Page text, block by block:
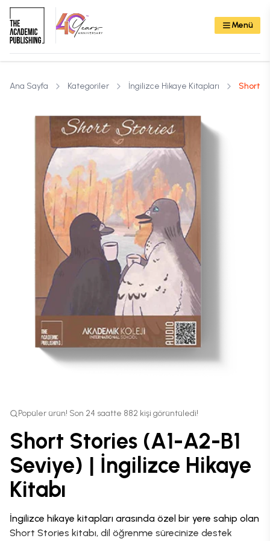
Menü
Ana Sayfa Kategoriler İngilizce Hikaye Kitapları Short
Popüler ürün! Son 24 saatte 882 kişi görüntüledi!
Short Stories (A1-A2-B1
Seviye) | İngilizce Hikaye
Kitabı
İngilizce hikaye kitapları arasında özel bir yere sahip olan
Short Stories kitabı, dil öğrenme sürecinize destek